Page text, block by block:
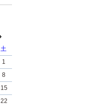
土
1
8
15
22